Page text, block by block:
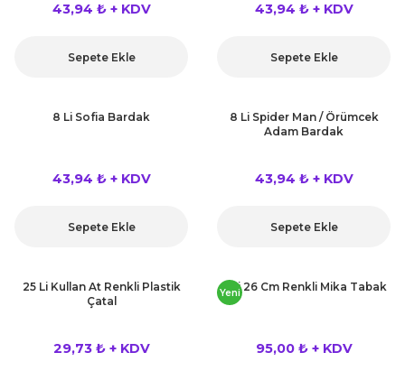
43,94 ₺ + KDV
Sepete Ekle
43,94 ₺ + KDV
Sepete Ekle
8 Li Sofia Bardak
43,94 ₺ + KDV
Sepete Ekle
8 Li Spider Man / Örümcek
Adam Bardak
43,94 ₺ + KDV
Sepete Ekle
25 Li Kullan At Renkli Plastik
Çatal
29,73 ₺ + KDV
Yeni
6 Li 26 Cm Renkli Mika Tabak
95,00 ₺ + KDV